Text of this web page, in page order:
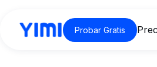
Probar Gratis